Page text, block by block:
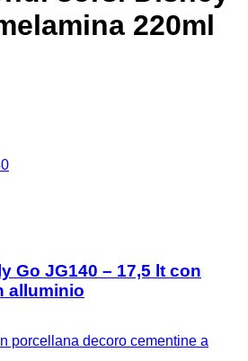
220ml
Go JG140 – 17,5 lt con
alluminio